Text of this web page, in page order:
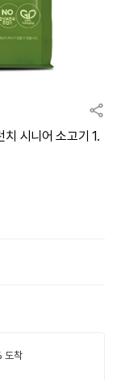
시니어 소고기 1.
도착